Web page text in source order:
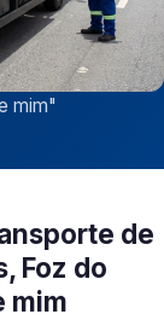
mim"
de
Foz do
mim